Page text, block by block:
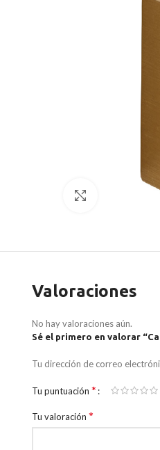
Clic para
Valoraciones
No hay valoraciones aún.
Sé el primero en valorar
Tu dirección de correo
Tu puntuación *
Tu valoración *